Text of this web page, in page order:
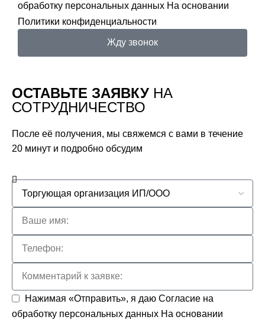
обработку персональных данных На основании
Политики конфиденциальности
Жду звонок
ОСТАВЬТЕ ЗАЯВКУ НА
СОТРУДНИЧЕСТВО
После её получения, мы свяжемся с вами в течение
20 минут и подробно обсудим
Нажимая «Отправить», я даю Согласие на
обработку персональных данных На основании